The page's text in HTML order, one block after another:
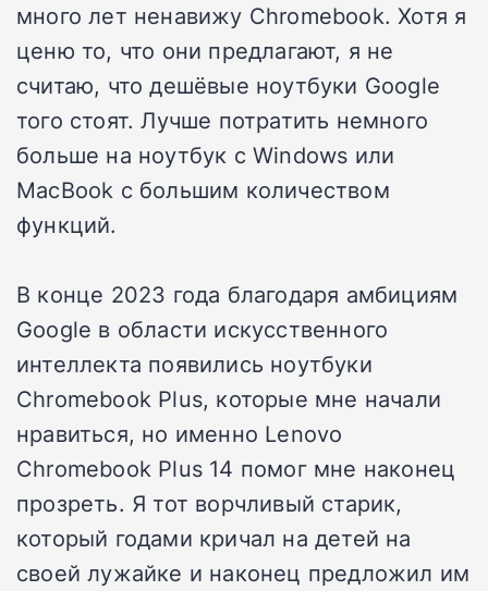
много лет ненавижу Chromebook. Хотя я
ценю то, что они предлагают, я не
считаю, что дешёвые ноутбуки Google
того стоят. Лучше потратить немного
больше на ноутбук с Windows или
MacBook с большим количеством
функций.
В конце 2023 года благодаря амбициям
Google в области искусственного
интеллекта появились ноутбуки
Chromebook Plus, которые мне начали
нравиться, но именно Lenovo
Chromebook Plus 14 помог мне наконец
прозреть. Я тот ворчливый старик,
который годами кричал на детей на
своей лужайке и наконец предложил им